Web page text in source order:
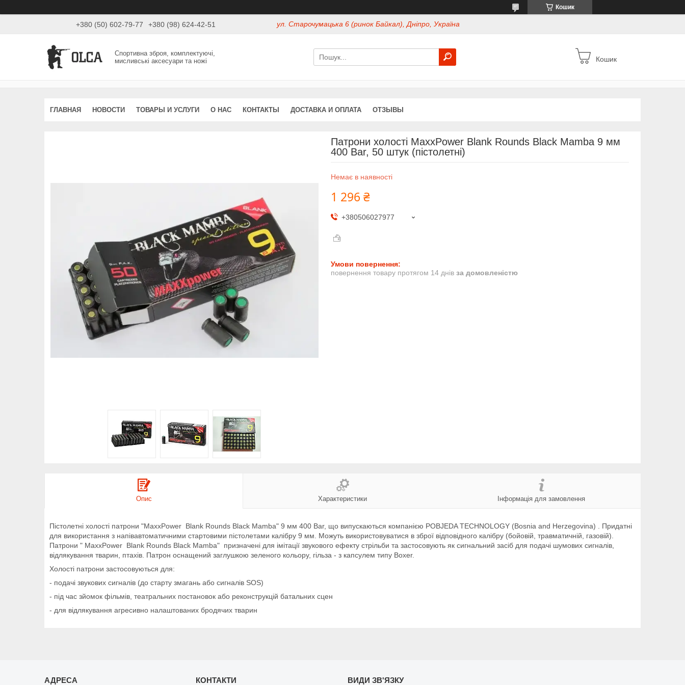
Кошик
+380 (50) 602-79-77 +380 (98) 624-42-51 ул. Старочумацька 6 (ринок Байкал), Дніпро, Україна
Спортивна зброя, комплектуючі,
мисливські аксесуари та ножі
Кошик
ГЛАВНАЯ НОВОСТИ ТОВАРЫ И УСЛУГИ О НАС КОНТАКТЫ ДОСТАВКА И ОПЛАТА ОТЗЫВЫ
Патрони холості MaxxPower Blank Rounds Black Mamba 9 мм
400 Bar, 50 штук (пістолетні)
Немає в наявності
1 296 ₴
+380506027977
повернення товару протягом 14 днів за домовленістю
Опис Характеристики Інформація для замовлення
Пістолетні холості патрони "MaxxPower Blank Rounds Black Mamba" 9 мм 400 Bar, що випускаються компанією POBJEDA TECHNOLOGY (Bosnia and Herzegovina) . Придатні
для використання з напівавтоматичними стартовими пістолетами калібру 9 мм. Можуть використовуватися в зброї відповідного калібру (бойовій, травматичній, газовій).
Патрони " MaxxPower Blank Rounds Black Mamba" призначені для імітації звукового ефекту стрільби та застосовують як сигнальний засіб для подачі шумових сигналів,
відлякування тварин, птахів. Патрон оснащений заглушкою зеленого кольору, гільза - з капсулем типу Boxer.
Холості патрони застосовуються для:
- подачі звукових сигналів (до старту змагань або сигналів SOS)
- під час зйомок фільмів, театральних постановок або реконструкцій батальних сцен
- для відлякування агресивно налаштованих бродячих тварин